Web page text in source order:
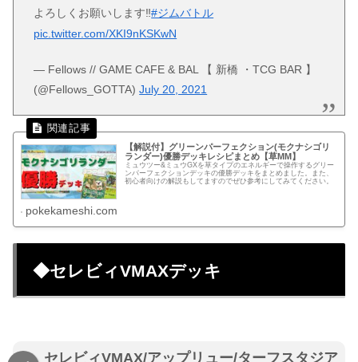
よろしくお願いします‼️#ジムバトル
pic.twitter.com/XKI9nKSKwN
— Fellows // GAME CAFE & BAL 【 新橋 ・TCG BAR 】
(@Fellows_GOTTA)July 20, 2021
【解説付】グリーンパーフェクション(モクナシゴリ
ランダー)優勝デッキレシピまとめ【草MM】
ミュウツー&ミュウGXを草タイプのエネルギーで操作するグリー
ンパーフェクションデッキの優勝デッキをまとめました。また、
初心者向けの解説もしてますのでぜひ参考にしてみてください。
pokekameshi.com
◆セレビィVMAXデッキ
セレビィVMAX/アップリュー/ターフスタジア